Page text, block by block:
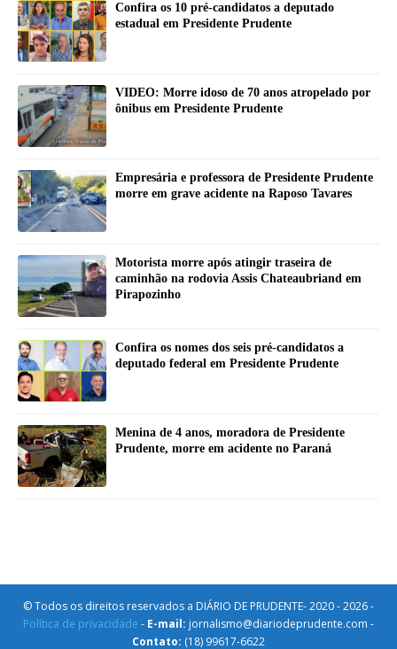
Confira os 10 pré-candidatos a deputado
estadual em Presidente Prudente
VIDEO: Morre idoso de 70 anos atropelado por
ônibus em Presidente Prudente
Empresária e professora de Presidente Prudente
morre em grave acidente na Raposo Tavares
Motorista morre após atingir traseira de
caminhão na rodovia Assis Chateaubriand em
Pirapozinho
Confira os nomes dos seis pré-candidatos a
deputado federal em Presidente Prudente
Menina de 4 anos, moradora de Presidente
Prudente, morre em acidente no Paraná
© Todos os direitos reservados a DIÁRIO DE PRUDENTE- 2020 - 2026 -
Política de privacidade - E-mail: jornalismo@diariodeprudente.com -
Contato: (18) 99617-6622